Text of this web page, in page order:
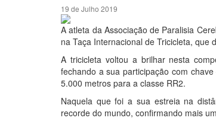
19 de Julho 2019
A atleta da Associação de Paralisia
na Taça Internacional de Tricicleta, que
A tricicleta voltou a brilhar nesta
fechando a sua participação com
5.000 metros para a classe RR2.
Naquela que foi a sua estreia na
recorde do mundo, confirmando mais